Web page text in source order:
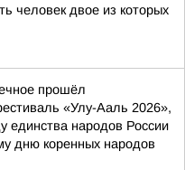
человек двое из которых
прошёл
«Улу-Ааль 2026»,
единства народов России
дню коренных народов